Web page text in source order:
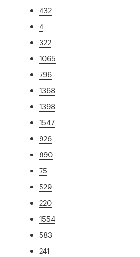
432
4
322
1065
796
1368
1398
1547
926
690
75
529
220
1554
583
241